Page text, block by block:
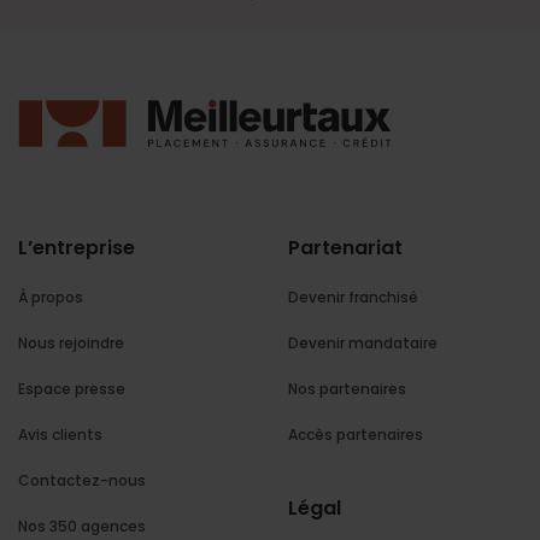
L’entreprise
À propos
Nous rejoindre
Espace presse
Avis clients
Contactez-nous
Nos 350 agences
Partenariat
Devenir franchisé
Devenir mandataire
Nos partenaires
Accès partenaires
Légal